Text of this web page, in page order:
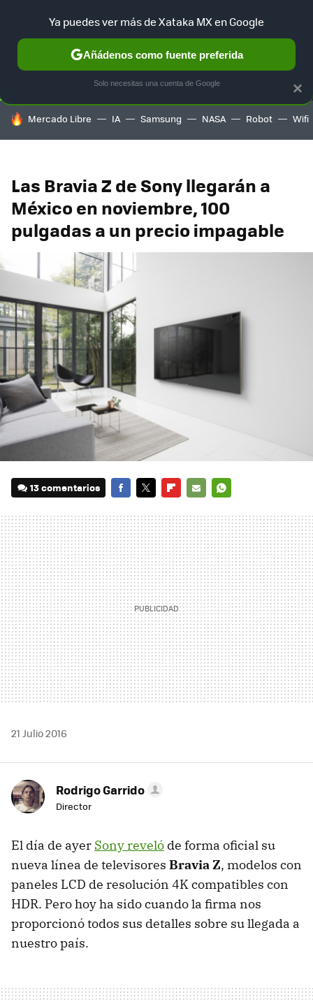
SELECCIÓN GAMING HOME AUTO TERRITORIO
HOY SE HABLA DE
Mercado Libre IA Samsung NASA Robot Wifi
Las Bravia Z de Sony llegarán a
México en noviembre, 100
pulgadas a un precio impagable
13 comentarios
MAIL
21 Julio 2016
Rodrigo Garrido
Director
El día de ayer Sony reveló de forma oficial su
nueva línea de televisores Bravia Z, modelos con
paneles LCD de resolución 4K compatibles con
HDR. Pero hoy ha sido cuando la firma nos
proporcionó todos sus detalles sobre su llegada a
nuestro país.
×
Ya puedes ver más de Xataka MX en Google
Añádenos como fuente preferida
Solo necesitas una cuenta de Google